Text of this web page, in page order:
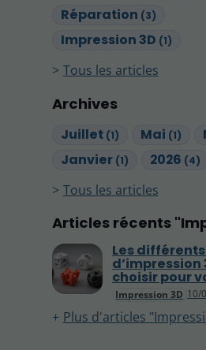
Réparation (3)
Impression 3D (1)
Tous les articles
Archives
Juillet (1) Mai (1)
Janvier (1) 2026 (4)
Tous les articles
Articles récents
Impression 3D 10/
Les
d’impression
choisir pour
Plus d'articles